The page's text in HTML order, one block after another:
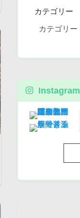
カテゴリー
Instagram